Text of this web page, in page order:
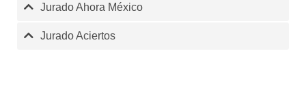
Jurado Ahora México
Jurado Aciertos